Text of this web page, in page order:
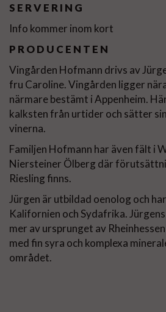
SERVERING
Info kommer inom kort
PRODUCENTEN
Vingården Hofmann drivs av
fru Caroline. Vingården ligger
närmare bestämt i Appenheim.
kalksten från urtider och sätter
vinerna.
Familjen Hofmann har även fält i
Niersteiner Ölberg där
Riesling finns.
Jürgen är utbildad oenolog och
Kalifornien och Sydafrika.
mer av ursprunget av
med fin syra och komplexa
området.